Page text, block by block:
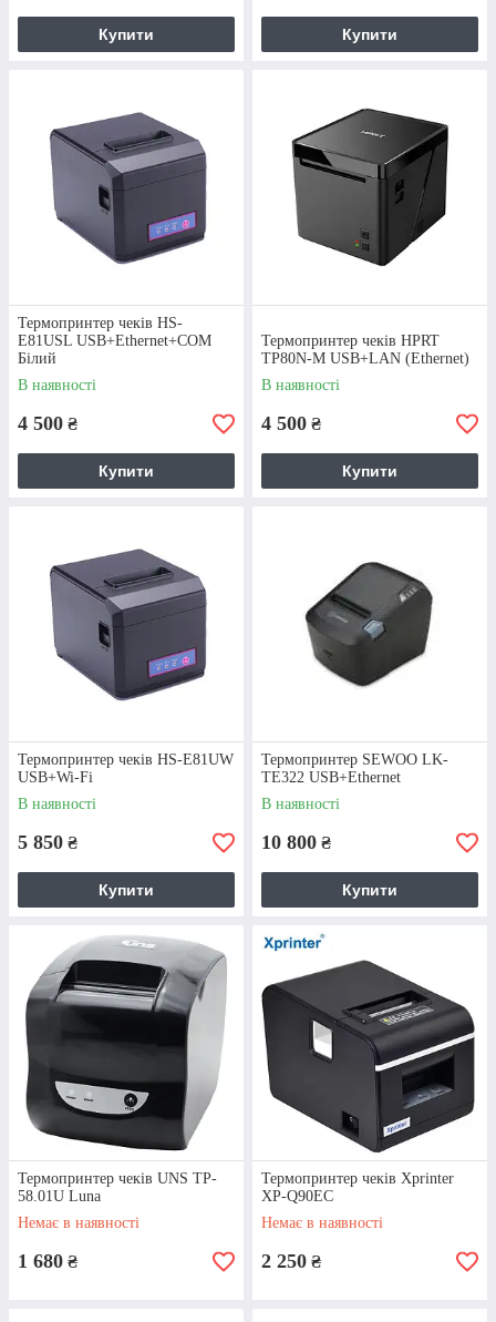
Сумісний із командами EPSON, має
кілька кодових сторінок шрифтів.
Термопринтер Xprinter XP-
Одна із популярних моделей принтерів
Можливий друк чеків завширшки 58
мiлiметрiв.
Термопринтер Xprinter XP-
Купити Купити
Термопринтер чеків HS-
E81USL USB+Ethernet+COM
Білий
В наявності
4 500 ₴
Купити
Термопринтер чеків HPRT
TP80N-M USB+LAN (Ethernet)
В наявності
4 500 ₴
Купити
Термопринтер чеків HS-E81UW
USB+Wi-Fi
В наявності
5 850 ₴
Купити
Термопринтер SEWOO LK-
TE322 USB+Ethernet
В наявності
10 800 ₴
Купити
Термопринтер чеків UNS TP-
58.01U Luna
Немає в наявності
1 680 ₴
Термопринтер чеків Xprinter
XP-Q90EC
Немає в наявності
2 250 ₴